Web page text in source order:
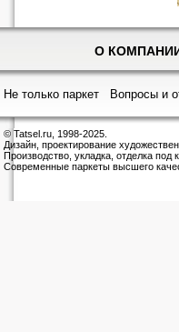
О
Не только паркет Вопросы и
© Tatsel.ru, 1998-2025.
Дизайн, проектирование
Производство, укладка, отделка
Современные паркеты высшего